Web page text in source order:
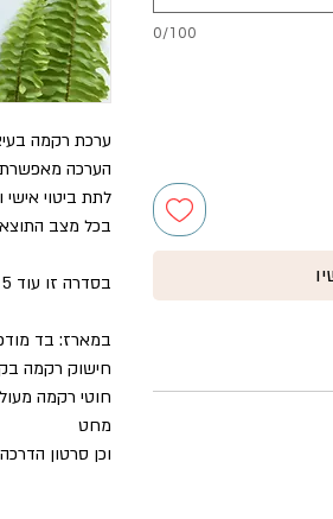
ערכת רקמה
הערכה מאפשרת
לתת ביטוי
בכל מצב
בסדרה זו עוד 5 דגמים נוספים כך שאפשר לשלב ליצירת קישר מושלם מעוצב.
במארז: בד
חישוק רקמה בקוטר
חוטי רקמה
מחט
וכן סרטון
0/100